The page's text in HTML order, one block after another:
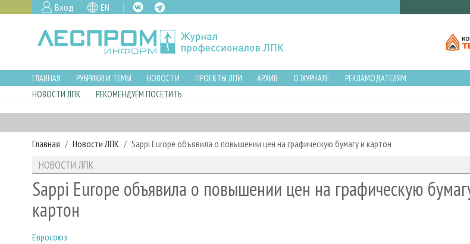
Вход EN
ГЛАВНАЯ РУБРИКИ И ТЕМЫ НОВОСТИ ПРОЕКТЫ ЛПИ АРХИВ О ЖУРНАЛЕ
РЕКЛАМОДАТЕЛЯМ
НОВОСТИ ЛПК
РЕКОМЕНДУЕМ ПОСЕТИТЬ
Главная Новости ЛПК Sappi Europe объявила о повышении цен на графическую бумагу и картон
НОВОСТИ ЛПК
Sappi Europe объявила о повышении цен на графическую
картон
Евросоюз